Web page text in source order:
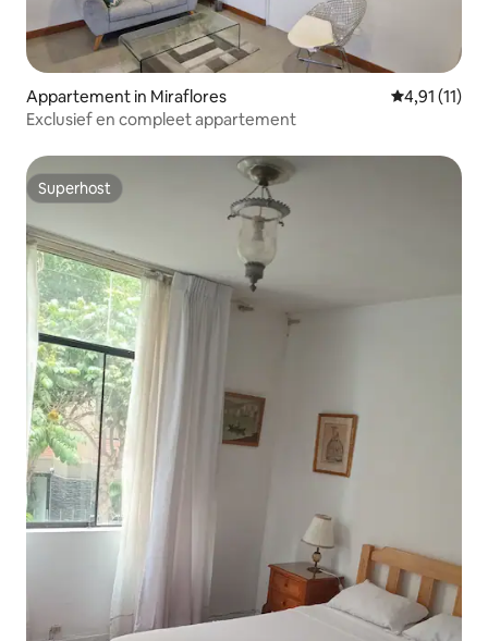
Appartement in Miraflores Gemiddelde
4,91 (11)
Exclusief en compleet appartement
Superhost
Superhost